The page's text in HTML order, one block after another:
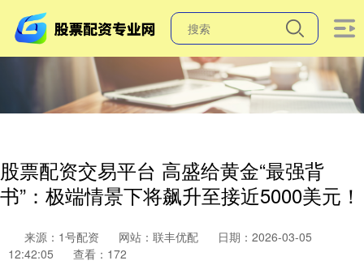
股票配资交易平台 高盛给黄金“最强背
书”：极端情景下将飙升至接近5000美元！
来源：1号配资 网站：联丰优配
日期：2026-03-05
12:42:05
查看：172